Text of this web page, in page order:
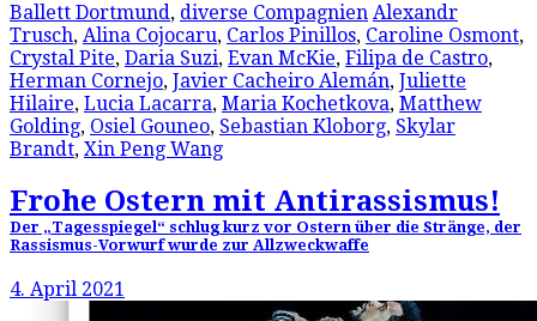
Ballett Dortmund, diverse Compagnien Alexandr
Trusch, Alina Cojocaru, Carlos Pinillos, Caroline Osmont,
Crystal Pite, Daria Suzi, Evan McKie, Filipa de Castro,
Herman Cornejo, Javier Cacheiro Alemán, Juliette
Hilaire, Lucia Lacarra, Maria Kochetkova, Matthew
Golding, Osiel Gouneo, Sebastian Kloborg, Skylar
Brandt, Xin Peng Wang
Frohe Ostern mit Antirassismus!
Der „Tagesspiegel“ schlug kurz vor Ostern über die Stränge, der
Rassismus-Vorwurf wurde zur Allzweckwaffe
4. April 2021